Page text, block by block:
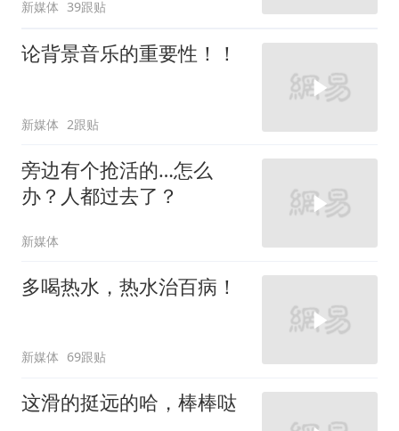
新媒体 39跟贴
论背景音乐的重要性！！
新媒体 2跟贴
旁边有个抢活的…怎么
办？人都过去了？
新媒体
多喝热水，热水治百病！
新媒体 69跟贴
这滑的挺远的哈，棒棒哒